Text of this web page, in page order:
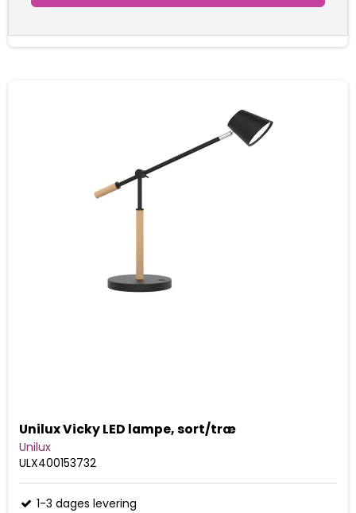
Unilux Vicky LED lampe, sort/træ
Unilux
ULX400153732
1-3 dages levering